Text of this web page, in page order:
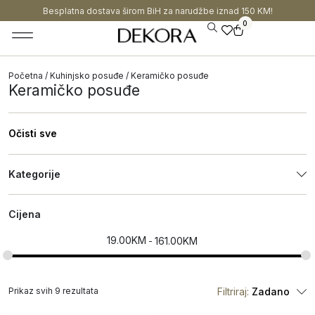
Besplatna dostava širom BiH za narudžbe iznad 150 KM!
0
Početna / Kuhinjsko posuđe / Keramičko posuđe
Keramičko posuđe
Očisti sve
Kategorije
Cijena
19.00KM 161.00KM
Filtriraj: Zadano
Prikaz svih 9 rezultata